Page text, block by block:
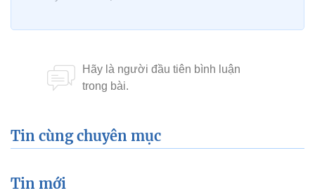
Tin cùng chuyên mục
Tin mới